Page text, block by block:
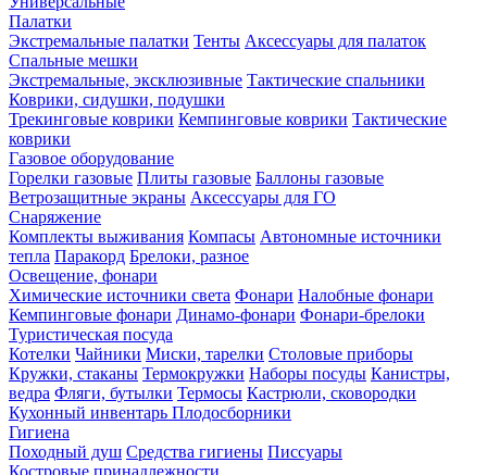
Палатки
Экстремальные палатки Тенты Аксессуары для палаток
Спальные мешки
Экстремальные, эксклюзивные Тактические спальники
Коврики, сидушки, подушки
Трекинговые коврики Кемпинговые коврики Тактические
коврики
Газовое оборудование
Горелки газовые Плиты газовые Баллоны газовые
Ветрозащитные экраны Аксессуары для ГО
Снаряжение
Комплекты выживания Компасы Автономные источники
тепла Паракорд Брелоки, разное
Освещение, фонари
Химические источники света Фонари Налобные фонари
Кемпинговые фонари Динамо-фонари Фонари-брелоки
Туристическая посуда
Котелки Чайники Миски, тарелки Столовые приборы
Кружки, стаканы Термокружки Наборы посуды Канистры,
ведра Фляги, бутылки Термосы Кастрюли, сковородки
Кухонный инвентарь Плодосборники
Гигиена
Походный душ Средства гигиены Писсуары